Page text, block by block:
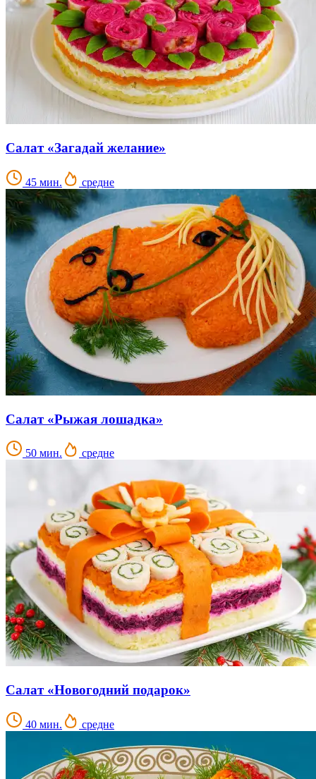
Салат «Загадай желание»
45 мин. средне
Салат «Рыжая лошадка»
50 мин. средне
Салат «Новогодний подарок»
40 мин. средне